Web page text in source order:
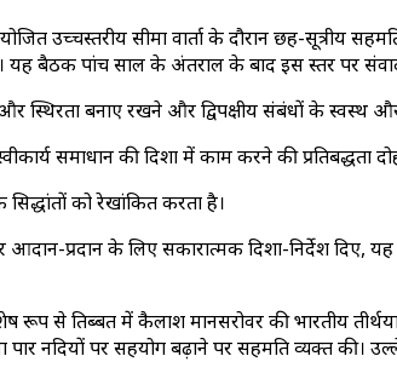
सीमा वार्ता के दौरान छह-सूत्रीय सहमति
यह बैठक पांच साल के अंतराल के बाद इस स्तर पर
स्थिरता बनाए रखने और द्विपक्षीय संबंधों के
समाधान की दिशा में काम करने की
को रेखांकित करता है।
प्रदान के लिए सकारात्मक दिशा-निर्देश दिए,
रूप से तिब्बत में कैलाश मानसरोवर की भारतीय
पार नदियों पर सहयोग बढ़ाने पर सहमति व्यक्त